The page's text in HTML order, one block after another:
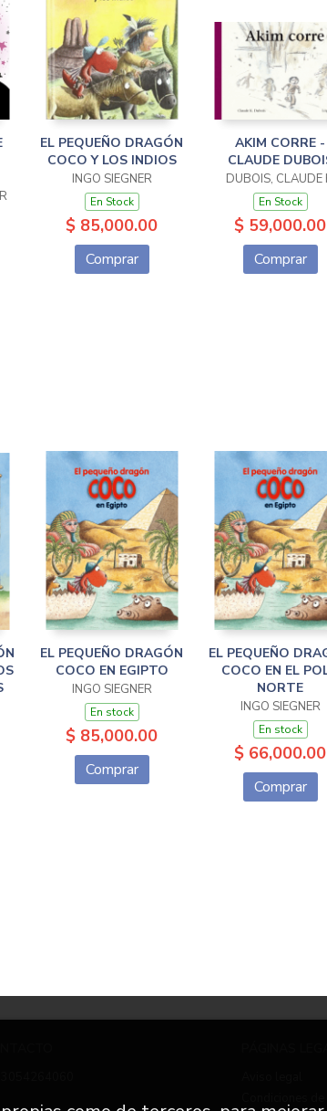
EL PEQUEÑO DRAGÓN
COCO Y LOS INDIOS
INGO SIEGNER
En Stock
$ 85,000.00
Comprar
AKIM CORRE -
CLAUDE
DUBOIS, CLAUDE
En Stock
$ 59,000.00
Comprar
EL PEQUEÑO DRAGÓN
COCO EN EGIPTO
INGO SIEGNER
En stock
$ 85,000.00
Comprar
EL PEQUEÑO
COCO EN EL
NORTE
INGO SIEGNER
En stock
$ 66,000.00
Comprar